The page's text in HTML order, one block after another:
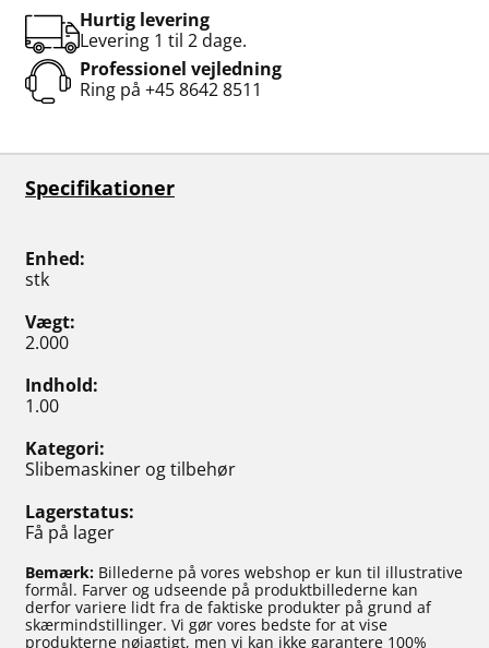
Hurtig levering
Levering 1 til 2 dage.
Professionel vejledning
Ring på +45 8642 8511
Specifikationer
Enhed
stk
Vægt
2.000
Indhold
1.00
Kategori
Slibemaskiner og tilbehør
Lagerstatus
Få på lager
Bemærk: Billederne på vores webshop er kun til illustrative
formål. Farver og udseende på produktbillederne kan
derfor variere lidt fra de faktiske produkter på grund af
skærmindstillinger. Vi gør vores bedste for at vise
produkterne nøjagtigt, men vi kan ikke garantere 100%